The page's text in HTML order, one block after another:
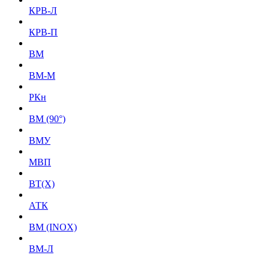
КРВ-Л
КРВ-П
ВМ
ВМ-М
РКн
ВМ (90°)
ВМУ
МВП
BT(X)
АТК
ВМ (INOX)
ВМ-Л